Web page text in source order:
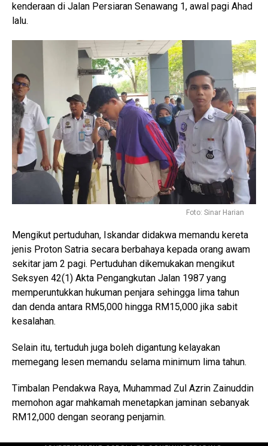
kenderaan di Jalan Persiaran Senawang 1, awal pagi Ahad
lalu.
Foto: Sinar Harian
Mengikut pertuduhan, Iskandar didakwa memandu kereta
jenis Proton Satria secara berbahaya kepada orang awam
sekitar jam 2 pagi. Pertuduhan dikemukakan mengikut
Seksyen 42(1) Akta Pengangkutan Jalan 1987 yang
memperuntukkan hukuman penjara sehingga lima tahun
dan denda antara RM5,000 hingga RM15,000 jika sabit
kesalahan.
Selain itu, tertuduh juga boleh digantung kelayakan
memegang lesen memandu selama minimum lima tahun.
Timbalan Pendakwa Raya, Muhammad Zul Azrin Zainuddin
memohon agar mahkamah menetapkan jaminan sebanyak
RM12,000 dengan seorang penjamin.